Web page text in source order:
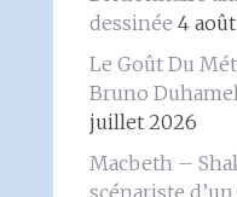
dessinée 4
Le Goût Du
Bruno
juillet 2026
Macbeth –
scénariste